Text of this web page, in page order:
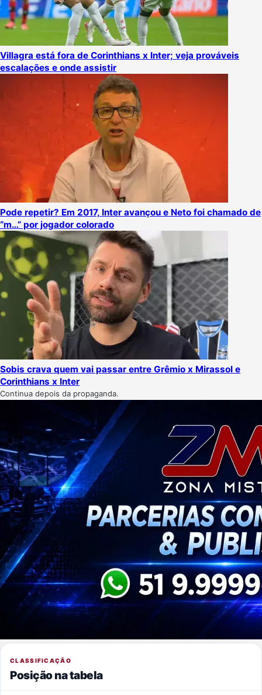
Villagra está fora de Corinthians x Inter; veja prováveis
escalações e onde assistir
Pode repetir? Em 2017, Inter avançou e Neto foi chamado de
“m…” por jogador colorado
Sobis crava quem vai passar entre Grêmio x Mirassol e
Corinthians x Inter
Continua depois da propaganda.
CLASSIFICAÇÃO
Posição na tabela